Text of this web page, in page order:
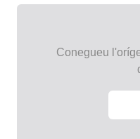
Conegueu